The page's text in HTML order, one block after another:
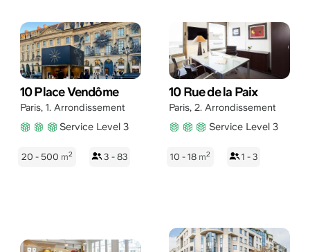
10 Place Vendôme
Paris, 1. Arrondissement
Service Level 3
20 - 500 m2 3 - 83
10 Rue de la Paix
Paris, 2. Arrondissement
Service Level 3
10 - 18 m2 1 - 3